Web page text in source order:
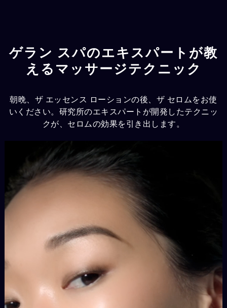
ゲラン スパのエキスパートが教
えるマッサージテクニック
朝晩、ザ エッセンス ローションの後、ザ セロムをお使
いください。研究所のエキスパートが開発したテクニッ
クが、セロムの効果を引き出します。